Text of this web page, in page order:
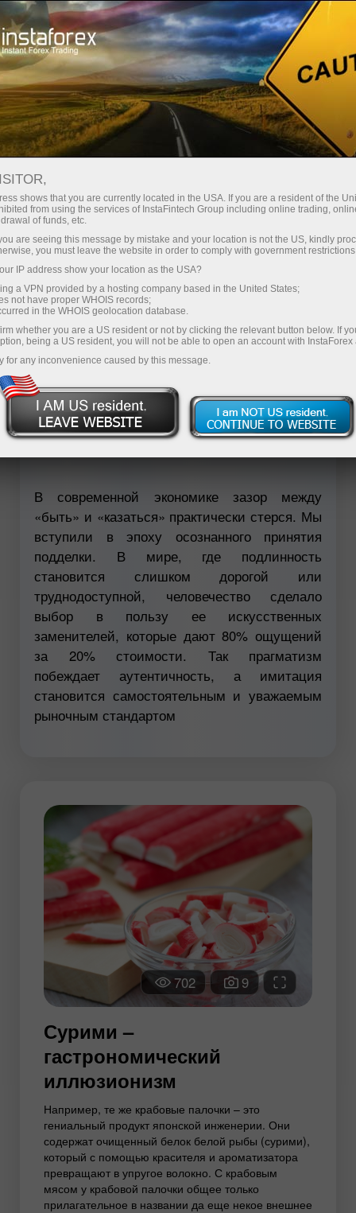
Трейдерлар учун
Форекс аналитика
Фотоянгиликлар
21:19 2026-03-25
ЭФФЕКТ КРАБОВОЙ ПАЛОЧКИ –
ПОЧЕМУ МЫ ВЫБИРАЕМ «ПОЧТИ
НАСТОЯЩЕЕ»?
Савдо ҳисоб-варағини очиш
Демо-ҳисоб-варағини очиш
В современной экономике зазор между
«быть» и «казаться» практически стерся. Мы
вступили в эпоху осознанного принятия
подделки. В мире, где подлинность
становится слишком дорогой или
труднодоступной, человечество сделало
выбор в пользу ее искусственных
заменителей, которые дают 80% ощущений
за 20% стоимости. Так прагматизм
побеждает аутентичность, а имитация
становится самостоятельным и уважаемым
рыночным стандартом
702 9
Сурими –
гастрономический
иллюзионизм
Например, те же крабовые палочки – это
гениальный продукт японской инженерии. Они
содержат очищенный белок белой рыбы (сурими),
который с помощью красителя и ароматизатора
превращают в упругое волокно. С крабовым
мясом у крабовой палочки общее только
прилагательное в названии да еще некое внешнее
shows that you are currently located in the USA. If you are a resident of the
from using the services of InstaFintech Group including online trading,
of funds, etc.
are seeing this message by mistake and your location is not the US, kindly
you must leave the website in order to comply with government
IP address show your location as the USA?
a VPN provided by a hosting company based in the United States;
not have proper WHOIS records;
in the WHOIS geolocation database.
whether you are a US resident or not by clicking the relevant button below. If
being a US resident, you will not be able to open an account with InstaForex
for any inconvenience caused by this message.